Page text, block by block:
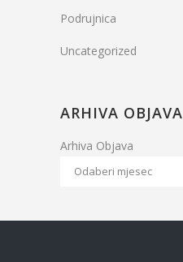
Podrujnica
Uncategorized
ARHIVA OBJAVA
Arhiva Objava